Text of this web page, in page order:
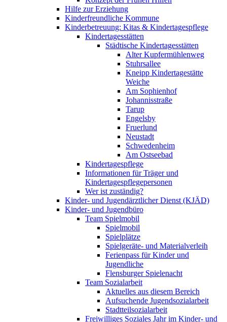
Hilfe zur Erziehung
Kinderfreundliche Kommune
Kinderbetreuung: Kitas & Kindertagespflege
Kindertagesstätten
Städtische Kindertagesstätten
Alter Kupfermühlenweg
Stuhrsallee
Kneipp Kindertagestätte
Weiche
Am Sophienhof
Johannisstraße
Tarup
Engelsby
Fruerlund
Neustadt
Schwedenheim
Am Ostseebad
Kindertagespflege
Informationen für Träger und
Kindertagespflegepersonen
Wer ist zuständig?
Kinder- und Jugendärztlicher Dienst (KJÄD)
Kinder- und Jugendbüro
Team Spielmobil
Spielmobil
Spielplätze
Spielgeräte- und Materialverleih
Ferienpass für Kinder und
Jugendliche
Flensburger Spielenacht
Team Sozialarbeit
Aktuelles aus diesem Bereich
Aufsuchende Jugendsozialarbeit
Stadtteilsozialarbeit
Freiwilliges Soziales Jahr im Kinder- und